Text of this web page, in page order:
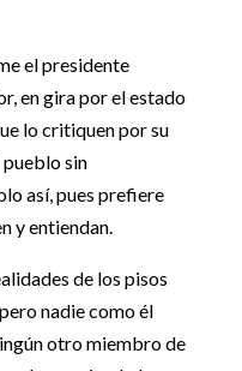
el presidente
en gira por el estado
lo critiquen por su
sin
así, pues prefiere
y entiendan.
de los pisos
nadie como él
otro miembro de